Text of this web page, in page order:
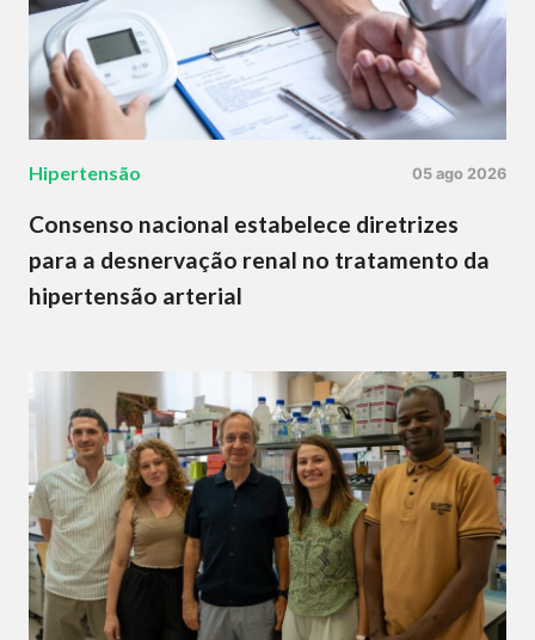
Hipertensão 05 ago 2026
Consenso nacional estabelece diretrizes
para a desnervação renal no tratamento da
hipertensão arterial